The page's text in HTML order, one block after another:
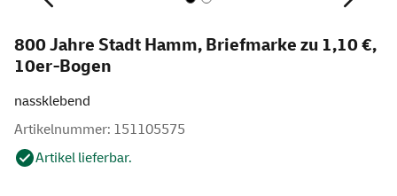
800 Jahre Stadt Hamm, Briefmarke zu 1,10 €,
10er-Bogen
nassklebend
Artikelnummer: 151105575
Artikel lieferbar.